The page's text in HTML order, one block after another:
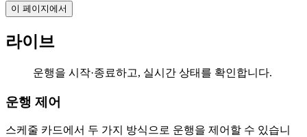
이 페이지에서
라이브
운행을 시작·종료하고, 실시간 상태를 확인합니다.
운행 제어
스케줄 카드에서 두 가지 방식으로 운행을 제어할 수 있습니